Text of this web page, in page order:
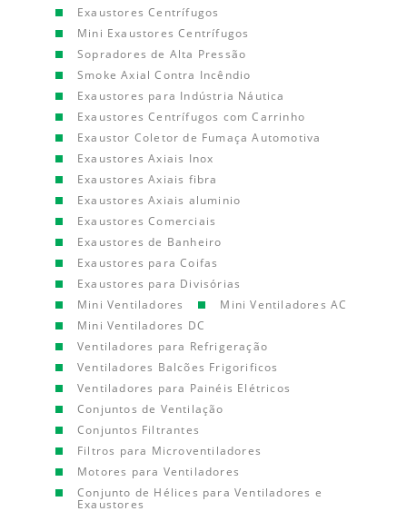
Exaustores Centrífugos
Mini Exaustores Centrífugos
Sopradores de Alta Pressão
Smoke Axial Contra Incêndio
Exaustores para Indústria Náutica
Exaustores Centrífugos com Carrinho
Exaustor Coletor de Fumaça Automotiva
Exaustores Axiais Inox
Exaustores Axiais fibra
Exaustores Axiais aluminio
Exaustores Comerciais
Exaustores de Banheiro
Exaustores para Coifas
Exaustores para Divisórias
Mini Ventiladores
Mini Ventiladores AC
Mini Ventiladores DC
Ventiladores para Refrigeração
Ventiladores Balcões Frigorificos
Ventiladores para Painéis Elétricos
Conjuntos de Ventilação
Conjuntos Filtrantes
Filtros para Microventiladores
Motores para Ventiladores
Conjunto de Hélices para Ventiladores e
Exaustores